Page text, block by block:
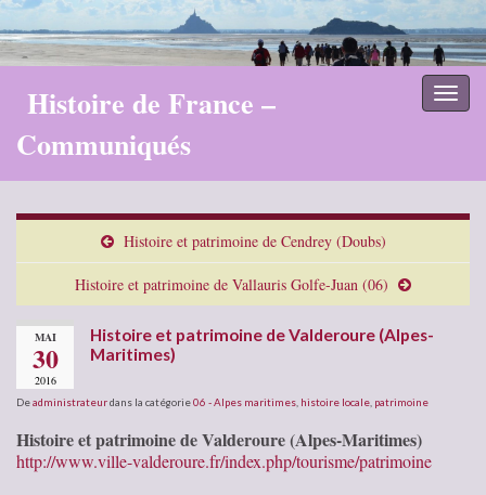
Histoire de France –
Communiqués
Histoire et patrimoine de Cendrey (Doubs)
Histoire et patrimoine de Vallauris Golfe-Juan (06)
MAI
30
2016
Histoire et patrimoine de Valderoure (Alpes-
Maritimes)
Deadministrateurdans la catégorie06 - Alpes maritimes histoire locale patrimoine
Histoire et patrimoine de Valderoure (Alpes-Maritimes)
http://www.ville-valderoure.fr/index.php/tourisme/patrimoine